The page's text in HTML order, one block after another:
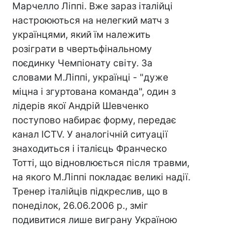
Марчелло Ліппі. Вже зараз італійці
настроюються на нелегкий матч з
українцями, який їм належить
розіграти в чвертьфінальному
поєдинку Чемпіонату світу. За
словами М.Ліппі, українці - "дуже
міцна і згуртована команда", один з
лідерів якої Андрій Шевченко
поступово набирає форму, передає
канал ICTV. У аналогічній ситуації
знаходиться і італієць Франческо
Тотті, що відновлюється після травми,
на якого М.Ліппі покладає великі надії.
Тренер італійців підкреслив, що в
понеділок, 26.06.2006 р., зміг
подивитися лише виграну Україною